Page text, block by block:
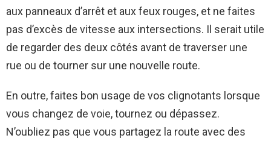
aux panneaux d’arrêt et aux feux rouges, et ne faites
pas d’excès de vitesse aux intersections. Il serait utile
de regarder des deux côtés avant de traverser une
rue ou de tourner sur une nouvelle route.
En outre, faites bon usage de vos clignotants lorsque
vous changez de voie, tournez ou dépassez.
N’oubliez pas que vous partagez la route avec des